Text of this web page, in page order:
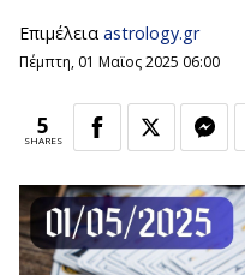
Επιμέλεια astrology.gr
Πέμπτη, 01 Μαϊος 2025 06:00
5
SHARES